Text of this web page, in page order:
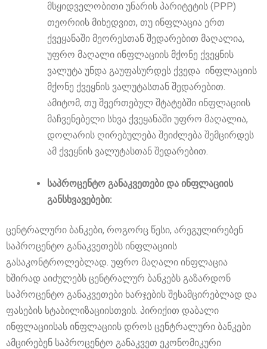
მსყიდველობითი უნარის პარიტეტის (PPP)
თეორიის მიხედვით, თუ ინფლაცია ერთ
ქვეყანაში მეორესთან შედარებით მაღალია,
უფრო მაღალი ინფლაციის მქონე ქვეყნის
ვალუტა უნდა გაუფასურდეს ქვედა ინფლაციის
მქონე ქვეყნის ვალუტასთან შედარებით.
ამიტომ, თუ შეერთებულ შტატებში ინფლაციის
მაჩვენებელი სხვა ქვეყანაში უფრო მაღალია,
დოლარის ღირებულება შეიძლება შემცირდეს
ამ ქვეყნის ვალუტასთან შედარებით.
საპროცენტო განაკვეთები და ინფლაციის
განსხვავებები:
ცენტრალური ბანკები, როგორც წესი, არეგულირებენ
საპროცენტო განაკვეთებს ინფლაციის
გასაკონტროლებლად. უფრო მაღალი ინფლაცია
ხშირად აიძულებს ცენტრალურ ბანკებს გაზარდონ
საპროცენტო განაკვეთები ხარჯების შესამცირებლად და
ფასების სტაბილიზაციისთვის. პირიქით დაბალი
ინფლაციისას ინფლაციის დროს ცენტრალური ბანკები
ამცირებენ საპროცენტო განაკვეთ ეკონომიკური